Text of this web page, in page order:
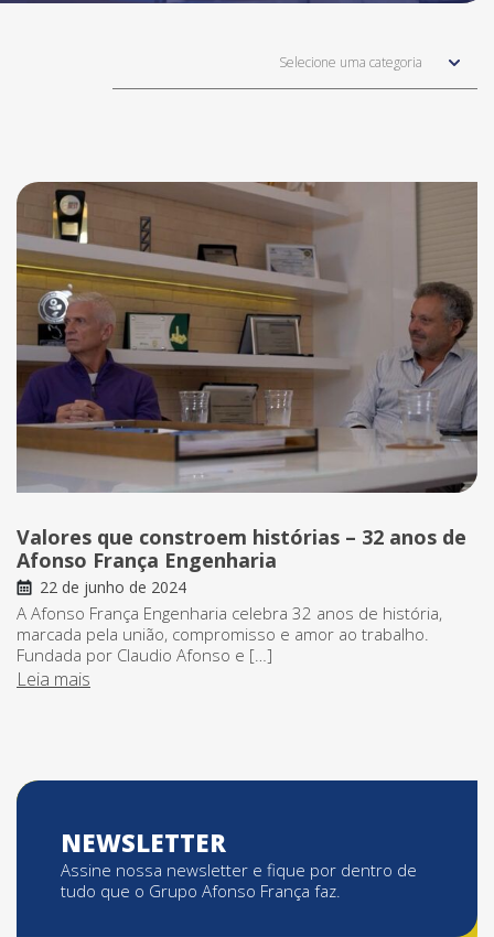
Selecione uma categoria
Valores que constroem histórias – 32 anos de
Afonso França Engenharia
22 de junho de 2024
A Afonso França Engenharia celebra 32 anos de história,
marcada pela união, compromisso e amor ao trabalho.
Fundada por Claudio Afonso e […]
Leia mais
NEWSLETTER
Assine nossa newsletter e fique por dentro de
tudo que o Grupo Afonso França faz.